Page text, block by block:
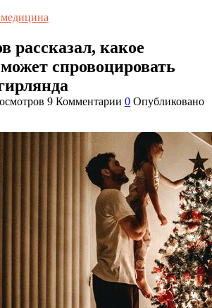
рассказал, какое
спровоцировать
9 Комментарии 0 Опубликовано